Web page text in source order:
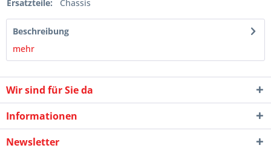
Ersatzteile:
Chassis
Beschreibung
mehr
Wir sind für Sie da
Informationen
Newsletter